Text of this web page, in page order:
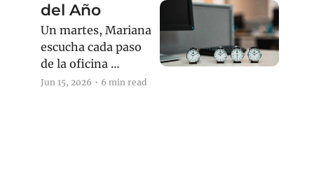
del Año
Un martes, Mariana
escucha cada paso
de la oficina
esperando lo peor.
Jun 15, 2026 • 6 min read